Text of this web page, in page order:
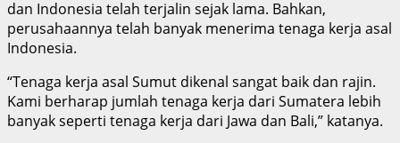
dan Indonesia telah terjalin sejak lama. Bahkan,
perusahaannya telah banyak menerima tenaga kerja asal
Indonesia.
“Tenaga kerja asal Sumut dikenal sangat baik dan rajin.
Kami berharap jumlah tenaga kerja dari Sumatera lebih
banyak seperti tenaga kerja dari Jawa dan Bali,” katanya.